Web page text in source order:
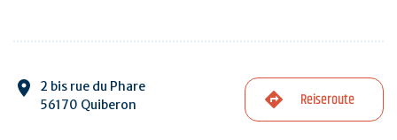
2 bis rue du Phare
56170 Quiberon
Reiseroute